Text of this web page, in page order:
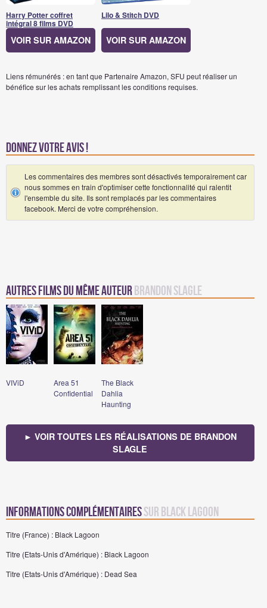
Harry Potter coffret
intégral 8 films DVD
VOIR SUR AMAZON
Lilo & Stitch DVD
VOIR SUR AMAZON
Liens rémunérés : en tant que Partenaire Amazon, SFU peut réaliser un
bénéfice sur les achats remplissant les conditions requises.
Donnez votre avis !
Les commentaires des membres sont désactivés temporairement car
nous sommes en train d'optimiser cette fonctionnalité qui ralentit
l'ensemble du site. Ils sont remplacés par les commentaires
facebook. Merci de votre compréhension.
Autres Films du même auteur Brandon Slagle
VIViD
Area 51
Confidential
The Black
Dahlia
Haunting
► VOIR TOUTES LES RÉALISATIONS DE BRANDON
SLAGLE
Informations complémentairessur Black Lagoon
Titre (France) : Black Lagoon
Titre (Etats-Unis d'Amérique) : Black Lagoon
Titre (Etats-Unis d'Amérique) : Dead Sea